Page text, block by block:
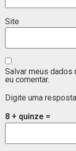
Site
Salvar meus dados
eu comentar.
Digite uma
8 + quinze =